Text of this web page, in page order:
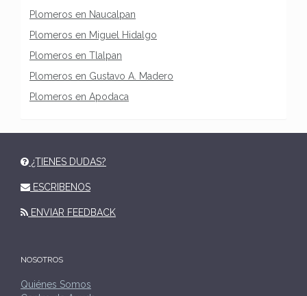
Plomeros en Naucalpan
Plomeros en Miguel Hidalgo
Plomeros en Tlalpan
Plomeros en Gustavo A. Madero
Plomeros en Apodaca
¿TIENES DUDAS?
ESCRIBENOS
ENVIAR FEEDBACK
NOSOTROS
Quiénes Somos